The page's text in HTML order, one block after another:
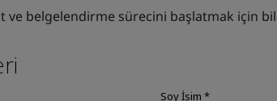
ve belgelendirme sürecini başlatmak için